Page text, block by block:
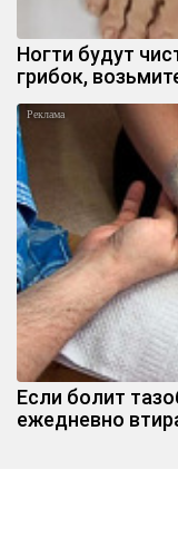
Ногти будут
грибок,
Если болит
ежедневно